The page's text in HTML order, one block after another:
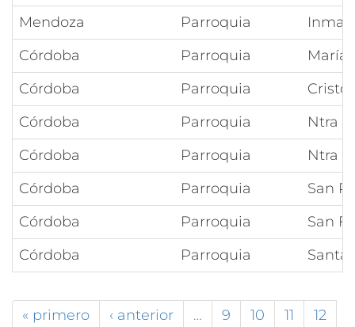
Mendoza
Parroquia
Córdoba
Parroquia
María
Córdoba
Parroquia
Cristo
Córdoba
Parroquia
Ntra
Córdoba
Parroquia
Ntra
Córdoba
Parroquia
San
Córdoba
Parroquia
San
Córdoba
Parroquia Santa
« primero ‹ anterior … 9 10 11
12